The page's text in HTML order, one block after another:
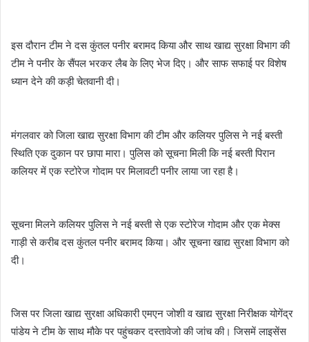
इस दौरान टीम ने दस कुंतल पनीर बरामद किया और साथ खाद्य सुरक्षा विभाग की
टीम ने पनीर के सैंपल भरकर लैब के लिए भेज दिए। और साफ सफाई पर विशेष
ध्यान देने की कड़ी चेतवानी दी।
मंगलवार को जिला खाद्य सुरक्षा विभाग की टीम और कलियर पुलिस ने नई बस्ती
स्थिति एक दुकान पर छापा मारा। पुलिस को सूचना मिली कि नई बस्ती पिरान
कलियर में एक स्टोरेज गोदाम पर मिलावटी पनीर लाया जा रहा है।
सूचना मिलने कलियर पुलिस ने नई बस्ती से एक स्टोरेज गोदाम और एक मेक्स
गाड़ी से करीब दस कुंतल पनीर बरामद किया। और सूचना खाद्य सुरक्षा विभाग को
दी।
जिस पर जिला खाद्य सुरक्षा अधिकारी एमएन जोशी व खाद्य सुरक्षा निरीक्षक योगेंद्र
पांडेय ने टीम के साथ मौके पर पहुंचकर दस्तावेजो की जांच की। जिसमें लाइसेंस